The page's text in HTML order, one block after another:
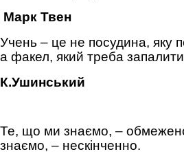
Марк Твен
Учень – це не посудина, яку
а факел, який треба
К.Ушинський
Те, що ми знаємо, –
знаємо, – нескінченно.